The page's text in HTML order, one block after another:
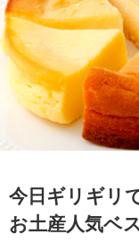
今日ギリギリ
お土産人気ベ